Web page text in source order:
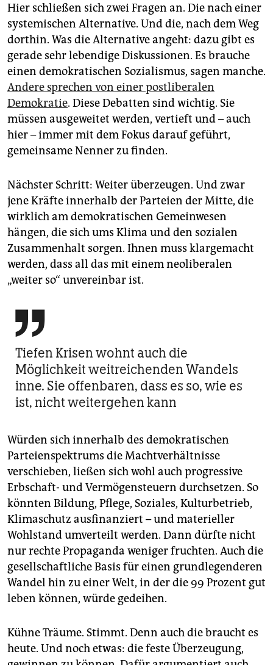
Hier schließen sich zwei Fragen an. Die nach einer
systemischen Alternative. Und die, nach dem Weg
dorthin. Was die Alternative angeht: dazu gibt es
gerade sehr lebendige Diskussionen. Es brauche
einen demokratischen Sozialismus, sagen manche.
Andere sprechen von einer postliberalen
Demokratie. Diese Debatten sind wichtig. Sie
müssen ausgeweitet werden, vertieft und – auch
hier – immer mit dem Fokus darauf geführt,
gemeinsame Nenner zu finden.
Nächster Schritt: Weiter überzeugen. Und zwar
jene Kräfte innerhalb der Parteien der Mitte, die
wirklich am demokratischen Gemeinwesen
hängen, die sich ums Klima und den sozialen
Zusammenhalt sorgen. Ihnen muss klargemacht
werden, dass all das mit einem neoliberalen
„weiter so“ unvereinbar ist.

Tiefen Krisen wohnt auch die
Möglichkeit weitreichenden Wandels
inne. Sie offenbaren, dass es so, wie es
ist, nicht weitergehen kann
Würden sich innerhalb des demokratischen
Parteienspektrums die Machtverhältnisse
verschieben, ließen sich wohl auch progressive
Erbschaft- und Vermögensteuern durchsetzen. So
könnten Bildung, Pflege, Soziales, Kulturbetrieb,
Klimaschutz ausfinanziert – und materieller
Wohlstand umverteilt werden. Dann dürfte nicht
nur rechte Propaganda weniger fruchten. Auch die
gesellschaftliche Basis für einen grundlegenderen
Wandel hin zu einer Welt, in der die 99 Prozent gut
leben können, würde gedeihen.
Kühne Träume. Stimmt. Denn auch die braucht es
heute. Und noch etwas: die feste Überzeugung,